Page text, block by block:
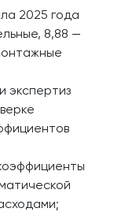
2025 года
8,88 —
экспертиз